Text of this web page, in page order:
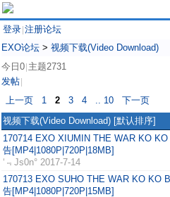
登录 注册论坛
EXO论坛 > 视频下载(Video Download)
今日0 主题2731
发帖
上一页 1 2 3 4 .. 10
下一页
视频下载(Video Download) [默认排序]
170714 EXO XIUMIN THE WAR KO
告[MP4|1080P|720P|18MB]
‘﹃Js0n° 2017-7-14
170713 EXO SUHO THE WAR KO KO
告[MP4|1080P|720P|15MB]